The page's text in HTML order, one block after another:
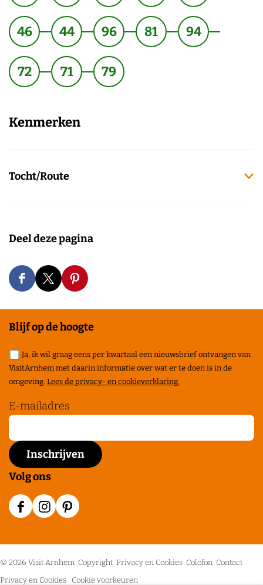
46 44 96 81 94
72 71 79
Kenmerken
Tocht/Route
Deel deze pagina
D
e
d
e
e
a
i
n
a
F
D
e
d
e
e
i
n
a
X
e
d
e
n
a
P
Blijf op de hoogte
Ja, ik wil graag eens per kwartaal een nieuwsbrief ontvangen van
VisitArnhem met daarin informatie over wat er te doen is in de
omgeving. Lees de privacy- en cookieverklaring.
E-mailadres
Volg ons
F
e
I
t
P
t
© 2026 Visit Arnhem Copyright Privacy en Cookies Colofon Contact
Privacy en Cookies
Cookie voorkeuren